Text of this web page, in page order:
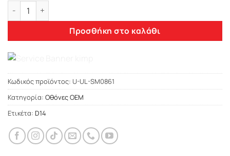
Bizzar Ultra Series Smart 453 8core Android11 8+128GB
Προσθήκη στο καλάθι
Κωδικός προϊόντος: U-UL-SM0861
Κατηγορία: Οθόνες OEM
Ετικέτα: D14